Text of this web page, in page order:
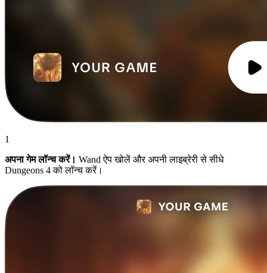
1
अपना गेम लॉन्च करें। Wand ऐप खोलें और अपनी लाइब्रेरी से सीधे
Dungeons 4 को लॉन्च करें।